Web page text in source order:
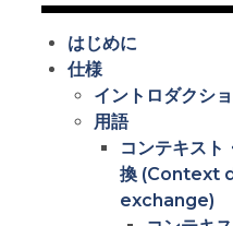
はじめに
仕様
イントロダクシ
用語
コンテキスト
換 (Context
exchange)